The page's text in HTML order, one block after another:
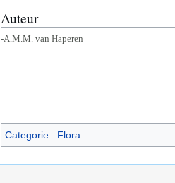
Auteur
-A.M.M. van Haperen
Categorie: Flora